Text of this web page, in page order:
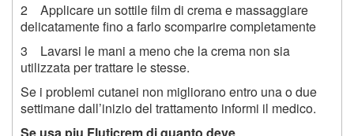
2 Applicare un sottile film di crema e massaggiare
delicatamente fino a farlo scomparire completamente
3 Lavarsi le mani a meno che la crema non sia
utilizzata per trattare le stesse.
Se i problemi cutanei non migliorano entro una o due
settimane dall’inizio del trattamento informi il medico.